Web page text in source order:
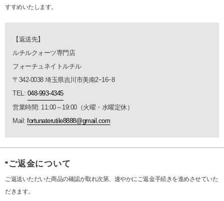
すすめいたします。
【返送先】
ルチルクォーツ専門店
フォーチュネイトルチル
〒342-0038 埼玉県吉川市美南2ｰ16ｰ8
TEL: 048-993-4345
営業時間: 11:00～19:00（火曜・水曜定休）
Mail:fortunaterutile8888@gmail.com
■ ご返金について
ご返送いただいた商品の確認が取れ次第、速やかにご返金手続きを進めさせていた
だきます。